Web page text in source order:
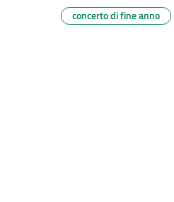
concerto di fine anno